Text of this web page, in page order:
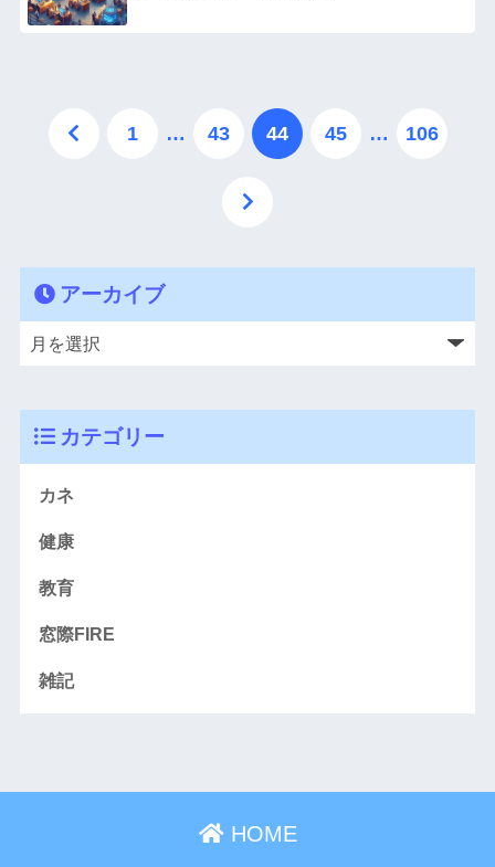
1 … 43 44 45 … 106
アーカイブ
カテゴリー
カネ
健康
教育
窓際FIRE
雑記
HOME